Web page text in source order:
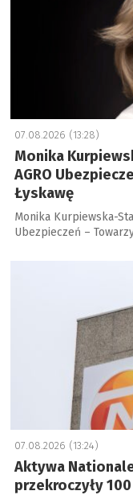
07.08.2026 (13:28)
Monika
AGRO
Łyskawę
Monika Kurpiewska-
Ubezpieczeń –
07.08.2026 (13:24)
Aktywa
przekroczyły 100